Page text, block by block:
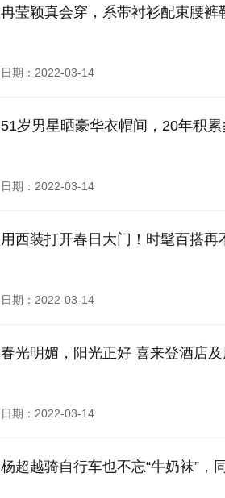
冉莹颖真会穿，系带衬衫配束腰
日期：2022-03-14
51岁男星晒豪华衣帽间，20年积
日期：2022-03-14
用西装打开春日大门！时髦百搭
日期：2022-03-14
春光明媚，阳光正好 喜来登酒店
日期：2022-03-14
杨超越骑自行车也不忘“牛奶袜”，